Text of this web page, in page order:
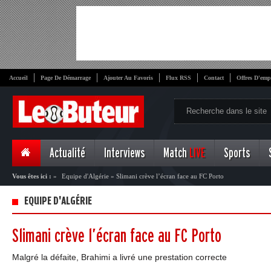
Accueil Page De Démarrage Ajouter Au Favoris Flux RSS Contact Offres
Actualité Interviews Match LIVE Sports
Vous êtes ici : » Equipe d'Algérie » Slimani crève l’écran face au FC Porto
EQUIPE D'ALGÉRIE
Slimani crève l’écran face au FC Porto
Malgré la défaite, Brahimi a livré une prestation correcte